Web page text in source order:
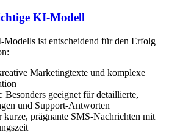
KI-Modell
ist entscheidend für den Erfolg
Marketingtexte und komplexe
: Besonders geeignet für detaillierte,
und Support-Antworten
kurze, prägnante SMS-Nachrichten mit